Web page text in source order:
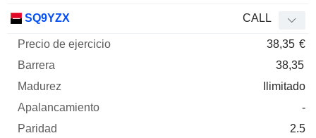
SQ9YZX CALL
38,35 €
38,35
Ilimitado
-
2.5